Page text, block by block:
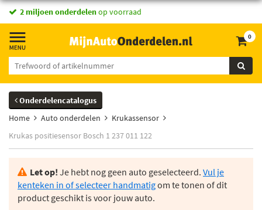
2 miljoen onderdelenop voorraad
0
Onderdelencatalogus
Home
Auto onderdelen
Krukassensor
Krukas positiesensor Bosch 1 237 011 122
Let op! Je hebt nog geen auto geselecteerd. Vul je
kenteken in of selecteer handmatigom te tonen of dit
product geschikt is voor jouw auto.